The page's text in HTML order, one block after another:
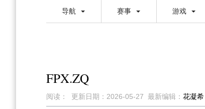
导航 赛事 游戏
FPX.ZQ
阅读： 更新日期： 2026-05-27 最新编辑： 花凝希